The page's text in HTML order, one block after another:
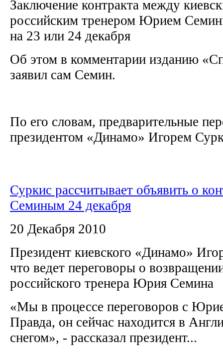
Заключение контракта между
российским тренером Юрием
на 23 или 24 декабря
Об этом в комментарии изданию
заявил сам Семин.
По его словам, предварительные
президентом «Динамо» Игорем
Суркис рассчитывает объявить о
Семиным 24 декабря
20 Декабря 2010
Президент киевского «Динамо»
что ведет переговоры о
российского тренера Юрия Семина
«Мы в процессе переговоров с
Правда, он сейчас находится в
снегом», - рассказал президент...